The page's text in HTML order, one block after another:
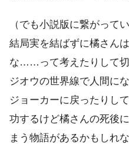
（でも小説版に繋がって
結局実を結ばずに橘さん
な……って考えたりして切
ジオウの世界線で人間に
ジョーカーに戻ったりし
功するけど橘さんの死後
まう物語があるかもし